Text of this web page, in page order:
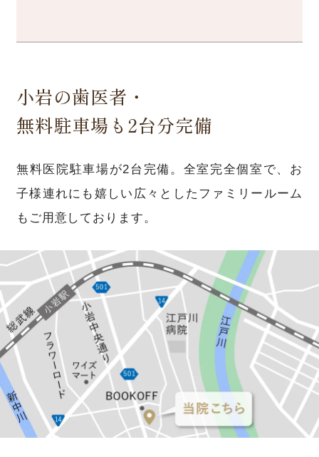
小岩の歯医者・
無料駐車場も2台分完備
無料医院駐車場が2台完備。全室完全個室で、お
子様連れにも嬉しい広々としたファミリールーム
もご用意しております。